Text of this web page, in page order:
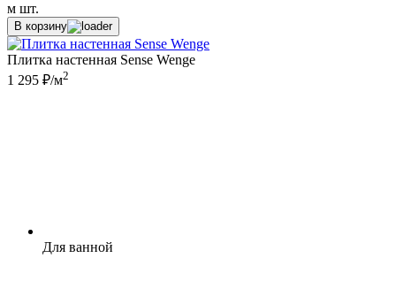
м шт.
В корзину
Плитка настенная Sense Wenge
1 295 ₽/м2
Для ванной